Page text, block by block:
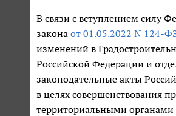
В связи с вступлением силу
закона от 01.05.2022 N 124-
изменений в
Российской Федерации и
законодательные акты
в целях совершенствования
территориальными органами